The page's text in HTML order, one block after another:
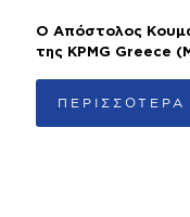
Ο Απόστολος
της KPMG Greece
ΠΕΡΙΣΣΟΤΕΡΑ